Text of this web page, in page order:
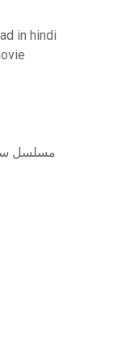
in hindi
مسلسل ساحرة